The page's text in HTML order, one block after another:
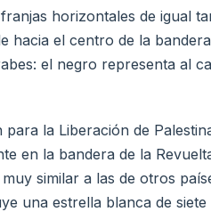
horizontales de igual
hacia el centro de la
el negro representa al
la Liberación de
en la bandera de la
similar a las de otros
una estrella blanca de